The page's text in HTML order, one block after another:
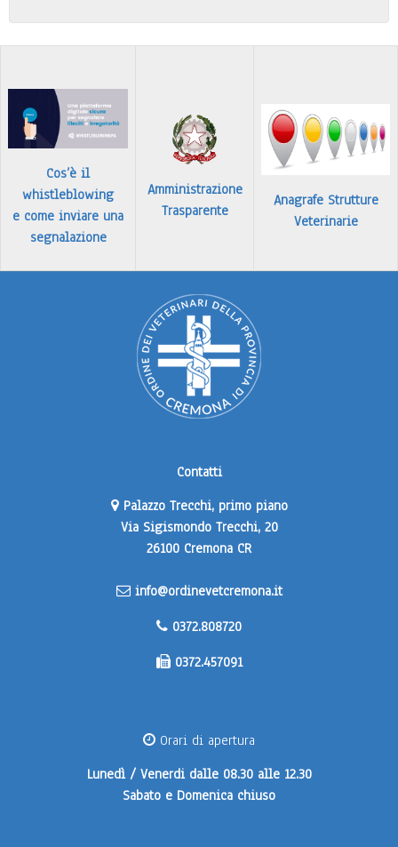
Cos’è il
whistleblowing
e come inviare una
segnalazione
Amministrazione
Trasparente
Anagrafe Strutture
Veterinarie
Contatti
Palazzo Trecchi, primo piano
Via Sigismondo Trecchi, 20
26100 Cremona CR
info@ordinevetcremona.it
0372.808720
0372.457091
Orari di apertura
Lunedì / Venerdidalle 08.30 alle 12.30
Sabato e Domenica chiuso